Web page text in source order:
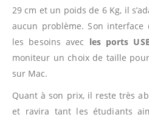
29 cm et un poids de 6 Kg, il
aucun problème. Son interface
les besoins avec les ports
moniteur un choix de taille
sur Mac.
Quant à son prix, il reste très
et ravira tant les étudiants